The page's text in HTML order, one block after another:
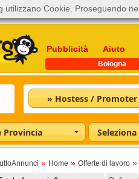
Pubblicità Aiuto
Bologna
» Hostess / Promoter
Provincia
» Home » Offerte di lavoro »
utilizzano Cookie. Proseguendo